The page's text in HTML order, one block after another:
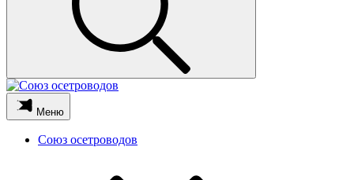
Меню
Союз осетроводов